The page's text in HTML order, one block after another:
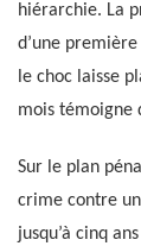
hiérarchie. La
d’une
le choc laisse
mois témoigne
Sur le plan
crime contre
jusqu’à cinq